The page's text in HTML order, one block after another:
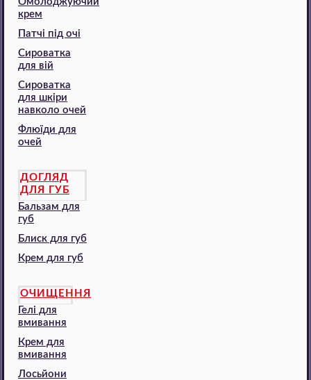
крем
Патчі під очі
Сироватка
для вій
Сироватка
для шкіри
навколо очей
Флюїди для
очей
ДОГЛЯД
ДЛЯ ГУБ
Бальзам для
губ
Блиск для губ
Крем для губ
ОЧИЩЕННЯ
Гелі для
вмивання
Крем для
вмивання
Лосьйони